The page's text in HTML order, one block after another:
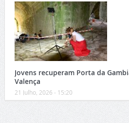
Jovens recuperam Porta da
Valença
21 Julho, 2026 - 15:20